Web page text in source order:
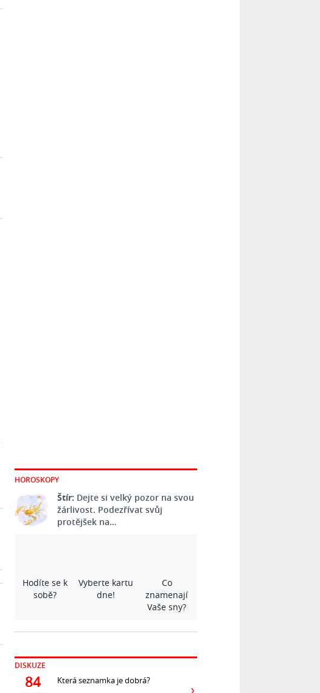
HOROSKOPY
Štír: Dejte si velký pozor na svou
žárlivost. Podezřívat svůj
protějšek na…
Hodíte se k
sobě?
Vyberte kartu
dne!
Co
znamenají
Vaše sny?
DISKUZE
84 Která seznamka je dobrá?